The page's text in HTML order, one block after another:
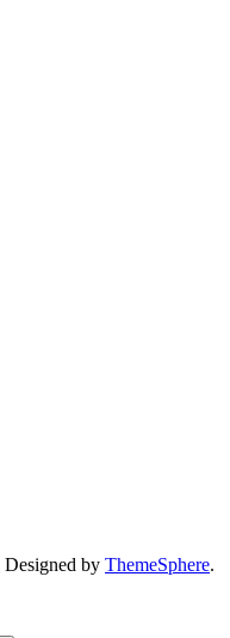
Designed by ThemeSphere.